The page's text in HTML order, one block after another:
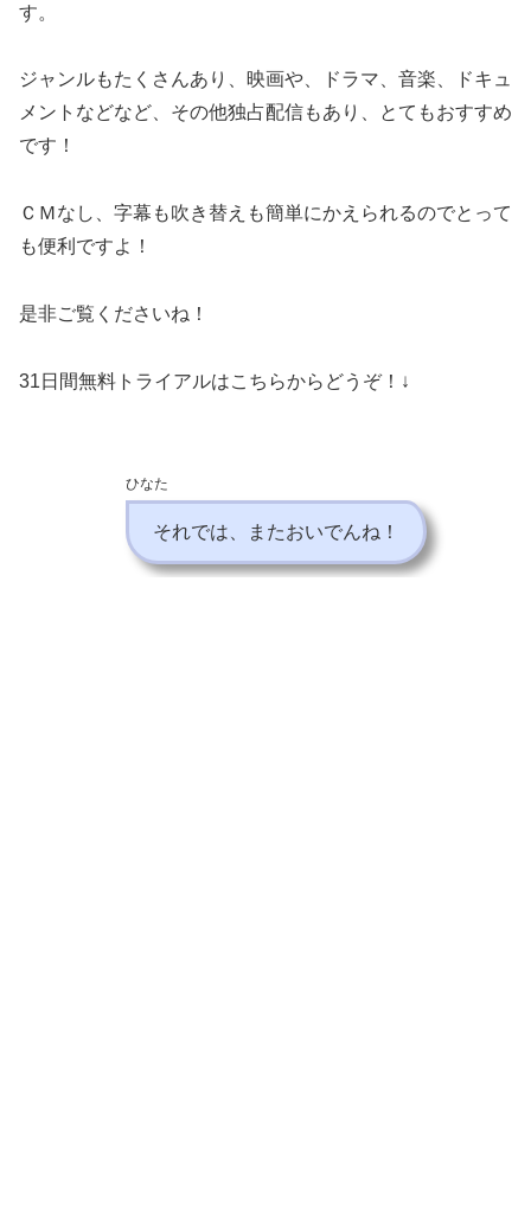
す。
ジャンルもたくさんあり、映画や、ドラマ、音楽、ドキュ
メントなどなど、その他独占配信もあり、とてもおすすめ
です！
ＣＭなし、字幕も吹き替えも簡単にかえられるのでとって
も便利ですよ！
是非ご覧くださいね！
31日間無料トライアルはこちらからどうぞ！↓
ひなた
それでは、またおいでんね！